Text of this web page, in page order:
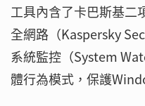
工具內含了卡巴斯基二
全網路（Kaspersky
系統監控（System
體行為模式，保護